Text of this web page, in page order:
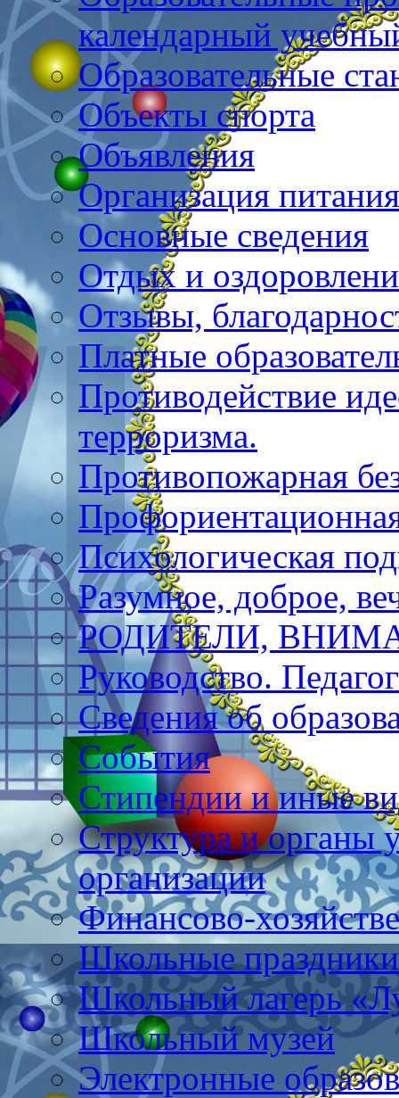
календарный
Образовательные
Объекты спорта
Объявления
Организация питания
Основные сведения
Отдых и
Отзывы,
Платные
Противодействие
терроризма.
Противопожарная
Психологическая
Разумное, доброе,
РОДИТЕЛИ,
Руководство.
Сведения об
События
Стипендии и иные
Структура и органы
организации
Финансово-
Школьные праздники
Школьный лагерь
Школьный музей
Электронные